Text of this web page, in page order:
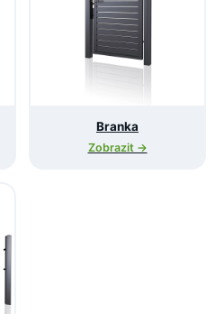
Branka
Zobrazit →